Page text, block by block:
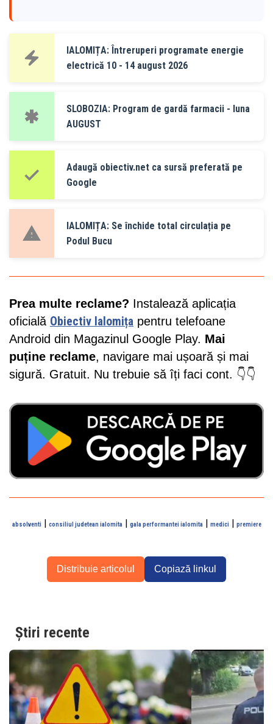
IALOMIȚA: Întreruperi programate energie
electrică 10 - 14 august 2026
SLOBOZIA: Program de gardă farmacii - luna
AUGUST
Adaugă obiectiv.net ca sursă preferată pe
Google
IALOMIȚA: Se închide total circulația pe
Podul Bucu
Prea multe reclame? Instalează aplicația
oficială Obiectiv Ialomița pentru telefoane
Android din Magazinul Google Play. Mai
puține reclame, navigare mai ușoară și mai
sigură. Gratuit. Nu trebuie să îți faci cont. 👇👇
absolventi | consiliul judetean ialomita | gala performantei ialomita | medici | premiere
Distribuie articolul Copiază linkul
Știri recente